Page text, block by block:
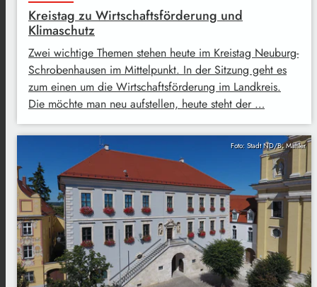
Kreistag zu Wirtschaftsförderung und
Klimaschutz
Zwei wichtige Themen stehen heute im Kreistag Neuburg-
Schrobenhausen im Mittelpunkt. In der Sitzung geht es
zum einen um die Wirtschaftsförderung im Landkreis.
Die möchte man neu aufstellen, heute steht der …
Foto: Stadt ND/B. Mahler